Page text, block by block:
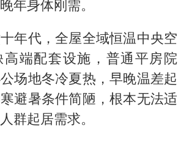
年身体刚需。
年代，全屋全域恒温中央空
端配套设施，普通平房院
场地冬冷夏热，早晚温差起
避暑条件简陋，根本无法适
群起居需求。